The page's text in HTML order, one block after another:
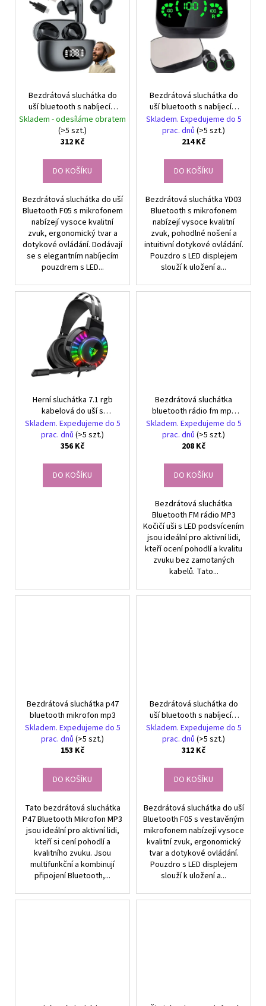
d
Bezdrátová sluchátka do
uší bluetooth s nabíjecím
pouzdrem s led diodami a
mikrofonem
Skladem - odesíláme obratem
(>5 szt.)
312 Kč
DO KOŠÍKU
Bezdrátová sluchátka do uší
Bluetooth F05 s mikrofonem
nabízejí vysoce kvalitní
zvuk, ergonomický tvar a
dotykové ovládání. Dodávají
se s elegantním nabíjecím
pouzdrem s LED...
Bezdrátová sluchátka do
uší bluetooth s nabíjecím
pouzdrem s led diodami a
mikrofonem
Skladem. Expedujeme do 5
prac. dnů (>5 szt.)
214 Kč
DO KOŠÍKU
Bezdrátová sluchátka YD03
Bluetooth s mikrofonem
nabízejí vysoce kvalitní
zvuk, pohodlné nošení a
intuitivní dotykové ovládání.
Pouzdro s LED displejem
slouží k uložení a...
Herní sluchátka 7.1 rgb
kabelová do uší s
mikrofonem
Skladem. Expedujeme do 5
prac. dnů (>5 szt.)
356 Kč
DO KOŠÍKU
Bezdrátová sluchátka
bluetooth rádio fm mp3
kočičí uši led podsvícení
Skladem. Expedujeme do 5
prac. dnů (>5 szt.)
208 Kč
DO KOŠÍKU
Bezdrátová sluchátka
Bluetooth FM rádio MP3
Kočičí uši s LED podsvícením
jsou ideální pro aktivní lidi,
kteří ocení pohodlí a kvalitu
zvuku bez zamotaných
kabelů. Tato...
Bezdrátová sluchátka p47
bluetooth mikrofon mp3
Skladem. Expedujeme do 5
prac. dnů (>5 szt.)
153 Kč
DO KOŠÍKU
Tato bezdrátová sluchátka
P47 Bluetooth Mikrofon MP3
jsou ideální pro aktivní lidi,
kteří si cení pohodlí a
kvalitního zvuku. Jsou
multifunkční a kombinují
připojení Bluetooth,...
Bezdrátová sluchátka do
uší bluetooth s nabíjecím
pouzdrem s led diodami a
mikrofonem
Skladem. Expedujeme do 5
prac. dnů (>5 szt.)
312 Kč
DO KOŠÍKU
Bezdrátová sluchátka do uší
Bluetooth F05 s vestavěným
mikrofonem nabízejí vysoce
kvalitní zvuk, ergonomický
tvar a dotykové ovládání.
Pouzdro s LED displejem
slouží k uložení a...
GUMIČKY
VÝROBU
NÁRAMKŮ
4400KS
FLOR
DE
CRISTAL